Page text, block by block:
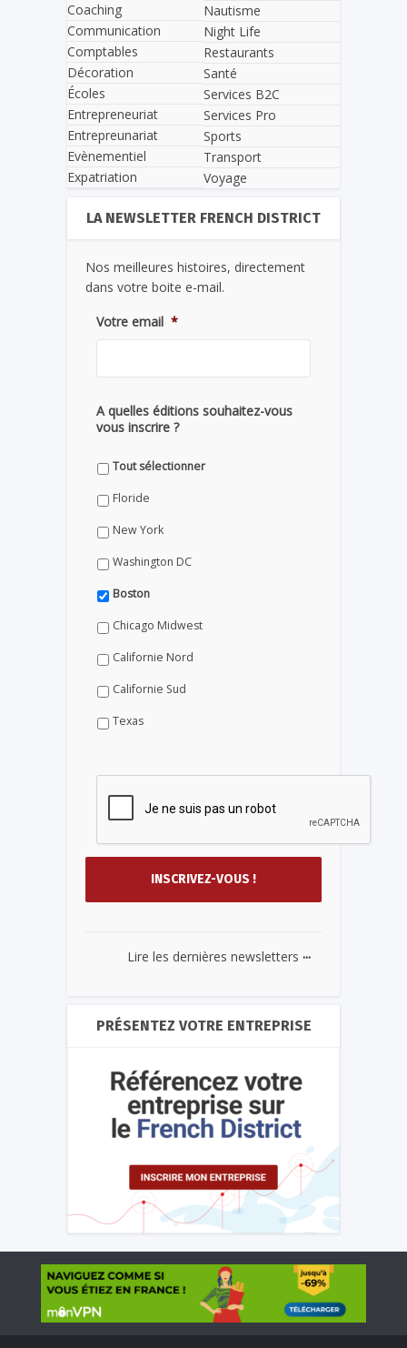
Coaching
Communication
Comptables
Décoration
Écoles
Entrepreneuriat
Entrepreunariat
Evènementiel
Expatriation
Nautisme
Night Life
Restaurants
Santé
Services B2C
Services Pro
Sports
Transport
Voyage
LA NEWSLETTER FRENCH DISTRICT
Nos meilleures histoires, directement
dans votre boite e-mail.
Votre email *
A quelles éditions souhaitez-vous
vous inscrire ?
Tout sélectionner
Floride
New York
Washington DC
Boston
Chicago Midwest
Californie Nord
Californie Sud
Texas
Lire les dernières newsletters ...
PRÉSENTEZ VOTRE ENTREPRISE